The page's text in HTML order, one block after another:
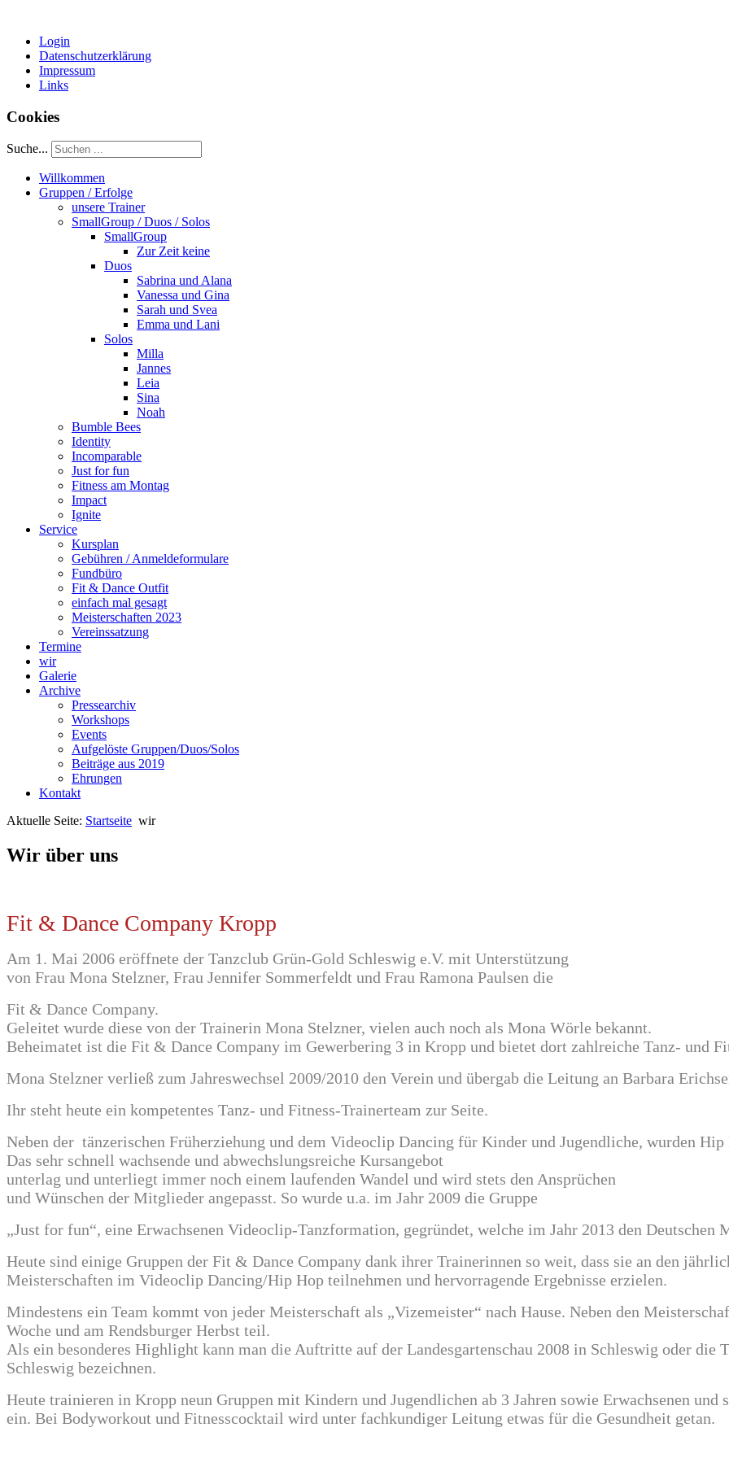
Login
Datenschutzerklärung
Impressum
Links
Cookies
Suche...
Willkommen
Gruppen / Erfolge
unsere Trainer
SmallGroup / Duos / Solos
SmallGroup
Zur Zeit keine
Duos
Sabrina und Alana
Vanessa und Gina
Sarah und Svea
Emma und Lani
Solos
Milla
Jannes
Leia
Sina
Noah
Bumble Bees
Identity
Incomparable
Just for fun
Fitness am Montag
Impact
Ignite
Service
Kursplan
Gebühren / Anmeldeformulare
Fundbüro
Fit & Dance Outfit
einfach mal gesagt
Meisterschaften 2023
Vereinssatzung
Termine
wir
Galerie
Archive
Pressearchiv
Workshops
Events
Aufgelöste Gruppen/Duos/Solos
Beiträge aus 2019
Ehrungen
Kontakt
Aktuelle Seite: Startseite wir
Wir über uns
Fit & Dance Company Kropp
Am 1. Mai 2006 eröffnete der Tanzclub Grün-Gold Schleswig e.V. mit Unterstützung
von Frau Mona Stelzner, Frau Jennifer Sommerfeldt und Frau Ramona Paulsen die
Fit & Dance Company.
Geleitet wurde diese von der Trainerin Mona Stelzner, vielen auch noch als Mona Wörle bekannt.
Beheimatet ist die Fit & Dance Company im Gewerbering 3 in Kropp und bietet dort zahlreiche Tanz- und
Mona Stelzner verließ zum Jahreswechsel 2009/2010 den Verein und übergab die Leitung an Barbara
Ihr steht heute ein kompetentes Tanz- und Fitness-Trainerteam zur Seite.
Neben der tänzerischen Früherziehung und dem Videoclip Dancing für Kinder und Jugendliche, wurden Hip
Das sehr schnell wachsende und abwechslungsreiche Kursangebot
unterlag und unterliegt immer noch einem laufenden Wandel und wird stets den Ansprüchen
und Wünschen der Mitglieder angepasst. So wurde u.a. im Jahr 2009 die Gruppe
„Just for fun“, eine Erwachsenen Videoclip-Tanzformation, gegründet, welche im Jahr 2013 den
Heute sind einige Gruppen der Fit & Dance Company dank ihrer Trainerinnen so weit, dass sie an den
Meisterschaften im Videoclip Dancing/Hip Hop teilnehmen und hervorragende Ergebnisse erzielen.
Mindestens ein Team kommt von jeder Meisterschaft als „Vizemeister“ nach Hause. Neben den
Woche und am Rendsburger Herbst teil.
Als ein besonderes Highlight kann man die Auftritte auf der Landesgartenschau 2008 in Schleswig oder die
Schleswig bezeichnen.
Heute trainieren in Kropp neun Gruppen mit Kindern und Jugendlichen ab 3 Jahren sowie Erwachsenen
ein. Bei Bodyworkout und Fitnesscocktail wird unter fachkundiger Leitung etwas für die Gesundheit getan.